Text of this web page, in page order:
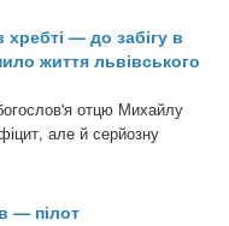
хребті — до забігу в
життя львівського
отцю Михайлу
але й серйозну
— пілот